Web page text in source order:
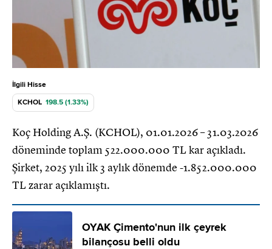
İlgili Hisse
KCHOL 198.5 (1.33%)
Koç Holding A.Ş. (KCHOL), 01.01.2026 – 31.03.2026
döneminde toplam 522.000.000 TL kar açıkladı.
Şirket, 2025 yılı ilk 3 aylık dönemde -1.852.000.000
TL zarar açıklamıştı.
OYAK Çimento'nun ilk çeyrek
bilançosu belli oldu